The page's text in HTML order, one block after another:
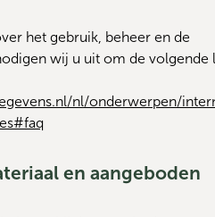
het gebruik, beheer en de
wij u uit om de volgende
nl/onderwerpen/
en aangeboden